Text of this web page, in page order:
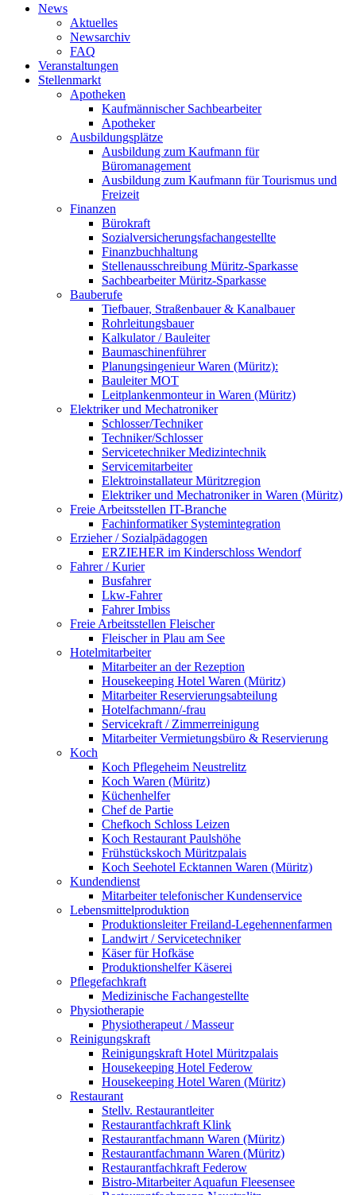
News
Aktuelles
Newsarchiv
FAQ
Veranstaltungen
Stellenmarkt
Apotheken
Kaufmännischer Sachbearbeiter
Apotheker
Ausbildungsplätze
Ausbildung zum Kaufmann für
Büromanagement
Ausbildung zum Kaufmann für Tourismus und
Freizeit
Finanzen
Bürokraft
Sozialversicherungsfachangestellte
Finanzbuchhaltung
Stellenausschreibung Müritz-Sparkasse
Sachbearbeiter Müritz-Sparkasse
Bauberufe
Tiefbauer, Straßenbauer & Kanalbauer
Rohrleitungsbauer
Kalkulator / Bauleiter
Baumaschinenführer
Planungsingenieur Waren (Müritz):
Bauleiter MOT
Leitplankenmonteur in Waren (Müritz)
Elektriker und Mechatroniker
Schlosser/Techniker
Techniker/Schlosser
Servicetechniker Medizintechnik
Servicemitarbeiter
Elektroinstallateur Müritzregion
Elektriker und Mechatroniker in Waren (Müritz)
Freie Arbeitsstellen IT-Branche
Fachinformatiker Systemintegration
Erzieher / Sozialpädagogen
ERZIEHER im Kinderschloss Wendorf
Fahrer / Kurier
Busfahrer
Lkw-Fahrer
Fahrer Imbiss
Freie Arbeitsstellen Fleischer
Fleischer in Plau am See
Hotelmitarbeiter
Mitarbeiter an der Rezeption
Housekeeping Hotel Waren (Müritz)
Mitarbeiter Reservierungsabteilung
Hotelfachmann/-frau
Servicekraft / Zimmerreinigung
Mitarbeiter Vermietungsbüro & Reservierung
Koch
Koch Pflegeheim Neustrelitz
Koch Waren (Müritz)
Küchenhelfer
Chef de Partie
Chefkoch Schloss Leizen
Koch Restaurant Paulshöhe
Frühstückskoch Müritzpalais
Koch Seehotel Ecktannen Waren (Müritz)
Kundendienst
Mitarbeiter telefonischer Kundenservice
Lebensmittelproduktion
Produktionsleiter Freiland-Legehennenfarmen
Landwirt / Servicetechniker
Käser für Hofkäse
Produktionshelfer Käserei
Pflegefachkraft
Medizinische Fachangestellte
Physiotherapie
Physiotherapeut / Masseur
Reinigungskraft
Reinigungskraft Hotel Müritzpalais
Housekeeping Hotel Federow
Housekeeping Hotel Waren (Müritz)
Restaurant
Stellv. Restaurantleiter
Restaurantfachkraft Klink
Restaurantfachmann Waren (Müritz)
Restaurantfachmann Waren (Müritz)
Restaurantfachkraft Federow
Bistro-Mitarbeiter Aquafun Fleesensee